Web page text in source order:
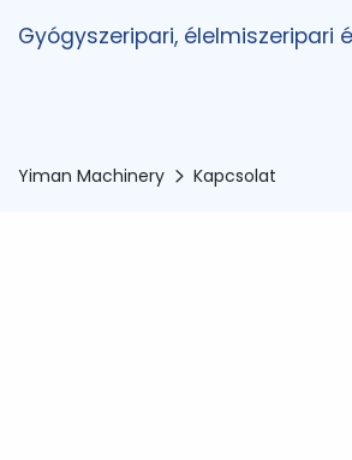
Gyógyszeripari,
Yiman Machinery Kapcsolat